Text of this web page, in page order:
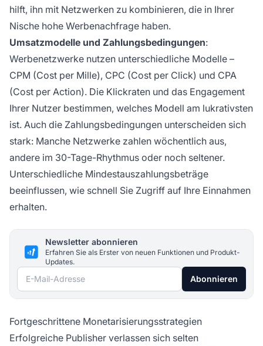
hilft, ihn mit Netzwerken zu kombinieren, die in Ihrer
Nische hohe Werbenachfrage haben.
Umsatzmodelle und Zahlungsbedingungen:
Werbenetzwerke nutzen unterschiedliche Modelle –
CPM (Cost per Mille), CPC (Cost per Click) und CPA
(Cost per Action). Die Klickraten und das Engagement
Ihrer Nutzer bestimmen, welches Modell am lukrativsten
ist. Auch die Zahlungsbedingungen unterscheiden sich
stark: Manche Netzwerke zahlen wöchentlich aus,
andere im 30-Tage-Rhythmus oder noch seltener.
Unterschiedliche Mindestauszahlungsbeträge
beeinflussen, wie schnell Sie Zugriff auf Ihre Einnahmen
erhalten.
Newsletter abonnieren
Erfahren Sie als Erster von neuen Funktionen und Produkt-
Updates.
E-Mail-Adresse Abonnieren
Fortgeschrittene Monetarisierungsstrategien
Erfolgreiche Publisher verlassen sich selten